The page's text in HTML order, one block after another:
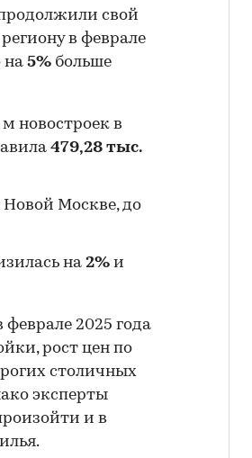
свой
в феврале
на 5% больше
м новостроек в
479,28 тыс.
Москве, до
на 2% и
2025 года
рост цен по
столичных
эксперты
и в